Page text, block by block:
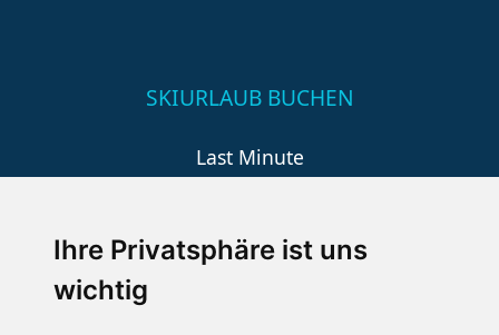
Ihre Privatsphäre ist uns
wichtig
SKIURLAUB BUCHEN
Last Minute
Wellness